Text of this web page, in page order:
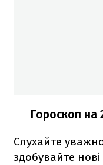
Гороскоп на
Слухайте
здобувайте